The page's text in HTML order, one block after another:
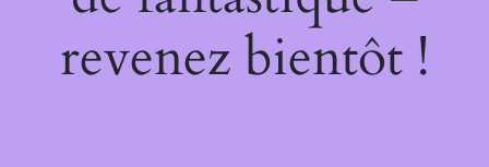
revenez bientôt !